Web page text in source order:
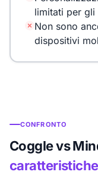
limitati per gli
Non sono
dispositivi
CONFRONTO
Coggle vs